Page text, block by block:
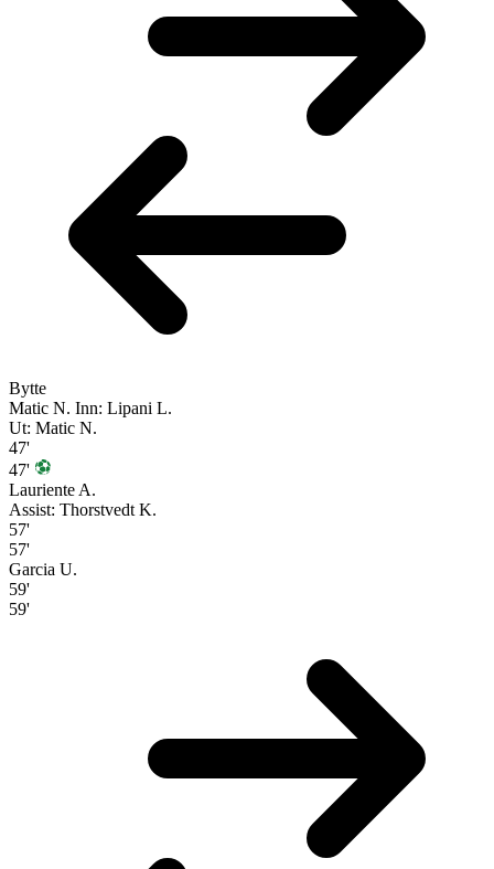
Bytte
Matic N. Inn: Lipani L.
Ut: Matic N.
47'
47'
Lauriente A.
Assist: Thorstvedt K.
57'
57'
Garcia U.
59'
59'